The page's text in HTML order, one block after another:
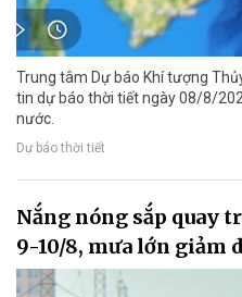
Trung tâm Dự báo Khí tượng
tin dự báo thời tiết ngày 08/8/
nước.
Dự báo thời tiết
Nắng nóng sắp quay
9-10/8, mưa lớn giảm